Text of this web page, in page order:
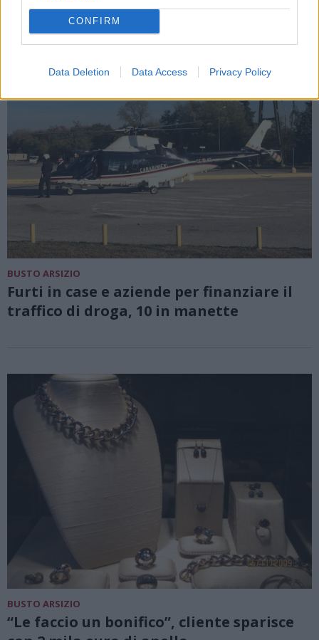
CONFIRM
Data Deletion Data Access Privacy Policy
BUSTO ARSIZIO
Furti in case e aziende per finanziare il
traffico di droga, 10 in manette
BUSTO ARSIZIO
“Le faccio un bonifico”, cliente sparisce